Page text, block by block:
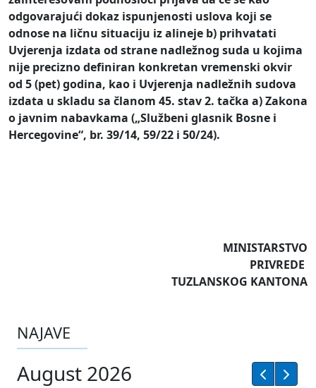
odgovarajući dokaz ispunjenosti uslova koji se
odnose na ličnu situaciju iz alineje b) prihvatati
Uvjerenja izdata od strane nadležnog suda u kojima
nije precizno definiran konkretan vremenski okvir
od 5 (pet) godina, kao i Uvjerenja nadležnih sudova
izdata u skladu sa članom 45. stav 2. tačka a) Zakona
o javnim nabavkama („Službeni glasnik Bosne i
Hercegovine“, br. 39/14, 59/22 i 50/24).
MINISTARSTVO
PRIVREDE
TUZLANSKOG KANTONA
NAJAVE
August 2026